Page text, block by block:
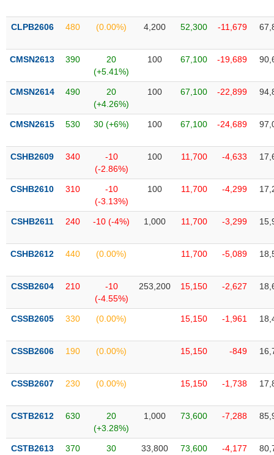
CLPB2606 480 (0.00%) 4,200 52,300 -11,679
CMSN2613 390
20
(+5.41%)
100 67,100 -19,689
CMSN2614 490
20
(+4.26%)
100 67,100 -22,899
CMSN2615 530 30 (+6%) 100 67,100 -24,689
CSHB2609 340
-10
(-2.86%)
100 11,700 -4,633
CSHB2610 310
-10
(-3.13%)
100 11,700 -4,299
CSHB2611 240 -10 (-4%) 1,000 11,700 -3,299
CSHB2612 440 (0.00%) 11,700 -5,089
CSSB2604 210
-10
(-4.55%)
253,200 15,150 -2,627
CSSB2605 330 (0.00%) 15,150 -1,961
CSSB2606 190 (0.00%) 15,150 -849
CSSB2607 230 (0.00%) 15,150 -1,738
CSTB2612 630
20
(+3.28%)
1,000 73,600 -7,288
CSTB2613 370
30
33,800 73,600 -4,177
Báo
cáo
tích
(-)
Thuật
(-)
Dịch
vụ
Đào
tạo
Sách
chính